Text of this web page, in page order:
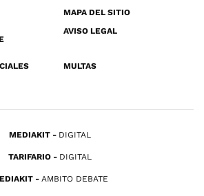
MAPA DEL SITIO
AVISO LEGAL
MULTAS
MEDIAKIT DIGITAL
TARIFARIO DIGITAL
AMBITO DEBATE